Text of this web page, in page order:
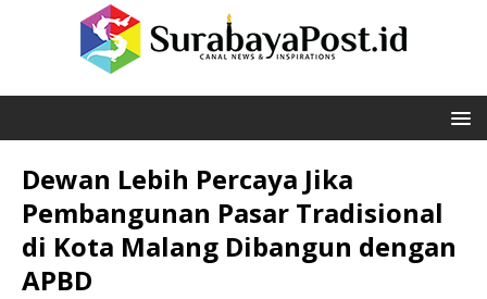
Dewan Lebih Percaya Jika
Pembangunan Pasar Tradisional
di Kota Malang Dibangun dengan
APBD